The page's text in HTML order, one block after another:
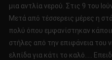
μια αντλία νερού. Στις 9 του
Μετά από τέσσερεις μέρες η
πολύ όπου εμφανίστηκαν
στήλες από την επιφάνεια του
ελπίδα για κάτι το καλό…..